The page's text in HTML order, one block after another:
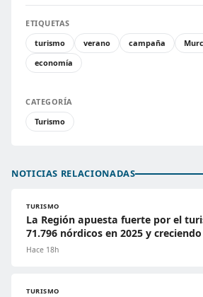
ETIQUETAS
turismo
verano campaña
economía
CATEGORÍA
Turismo
NOTICIAS RELACIONADAS
TURISMO
La Región apuesta fuerte por el
71.796 nórdicos en 2025 y creciendo
Hace 18h
TURISMO